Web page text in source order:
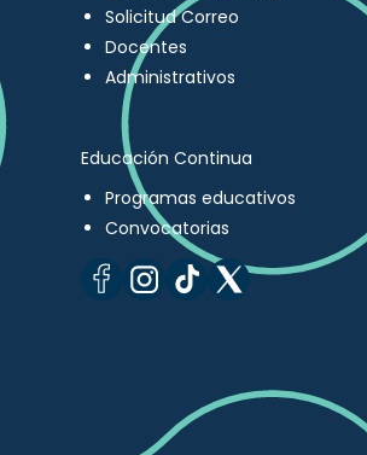
Solicitud Correo
Docentes
Administrativos
Educación Continua
Programas educativos
Convocatorias